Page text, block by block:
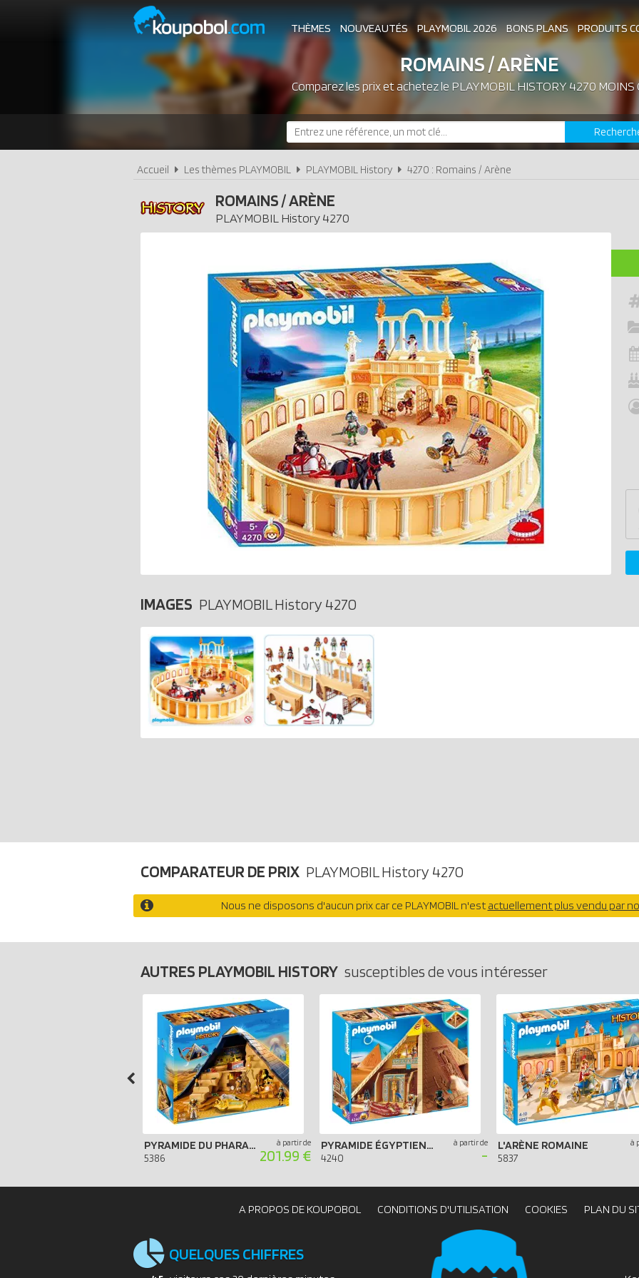
THÈMES NOUVEAUTÉS PLAYMOBIL 2026 BONS PLANS PRODUITS
ASSOCIATIONS DE FANS EXPOSITIONS
LES PLAYMOBIL LES PLUS CHERS
ROMAINS / ARÈNE
Comparez les prix et achetez le PLAYMOBIL HISTORY 4270 MOINS
Accueil Les thèmes PLAYMOBIL PLAYMOBIL History 4270 : Romains / Arène
ROMAINS / ARÈNE
PLAYMOBIL History4270
IMAGES PLAYMOBIL History 4270
COMPARATEUR DE PRIX PLAYMOBIL History 4270
Nous ne disposons d'aucun prix car ce PLAYMOBIL n'est actuellement plus vendu par
AUTRES PLAYMOBIL HISTORY susceptibles de vous intéresser
PYRAMIDE DU PHARAON
5386
à partir de
201.99 €
PYRAMIDE ÉGYPTIENNE
4240
à partir de
-
L'ARÈNE ROMAINE
5837
à
A PROPOS DE KOUPOBOL CONDITIONS D'UTILISATION COOKIES PLAN DU
QUELQUES CHIFFRES